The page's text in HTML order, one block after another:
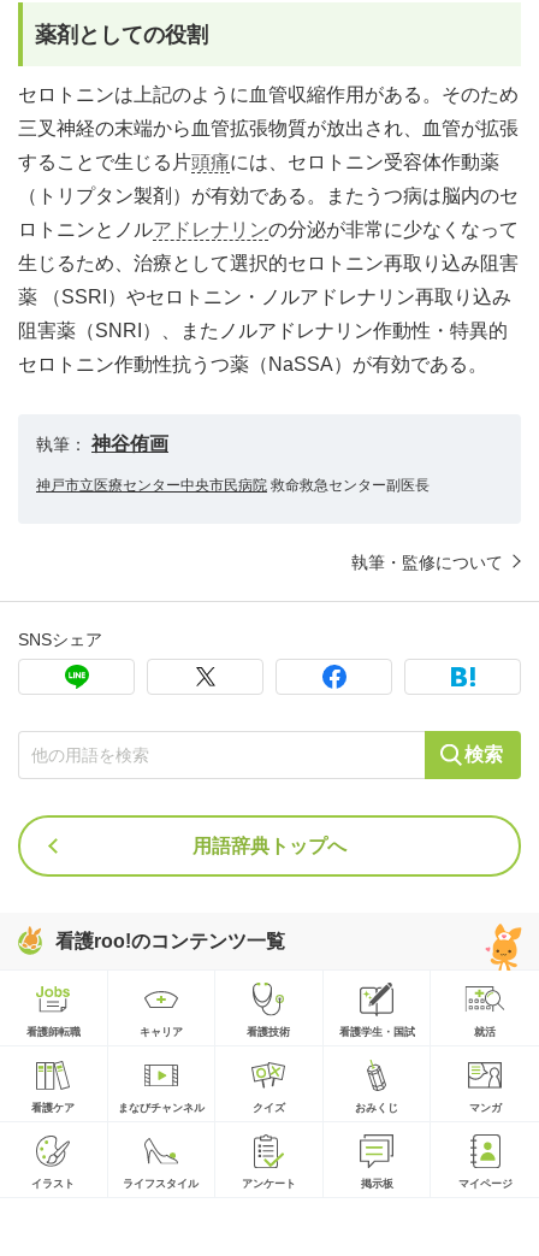
薬剤としての役割
セロトニンは上記のように血管収縮作用がある。そのため
三叉神経の末端から血管拡張物質が放出され、血管が拡張
することで生じる片頭痛には、セロトニン受容体作動薬
（トリプタン製剤）が有効である。またうつ病は脳内のセ
ロトニンとノルアドレナリンの分泌が非常に少なくなって
生じるため、治療として選択的セロトニン再取り込み阻害
薬 （SSRI）やセロトニン・ノルアドレナリン再取り込み
阻害薬（SNRI）、またノルアドレナリン作動性・特異的
セロトニン作動性抗うつ薬（NaSSA）が有効である。
執筆： 神谷侑画
神戸市立医療センター中央市民病院 救命救急センター副医長
執筆・監修について
SNSシェア
検索
用語辞典トップへ
看護roo!のコンテンツ一覧
看護師転職 キャリア 看護技術 看護学生・国試 就活
看護ケア まなびチャンネル クイズ おみくじ マンガ
イラスト ライフスタイル アンケート 掲示板 マイページ